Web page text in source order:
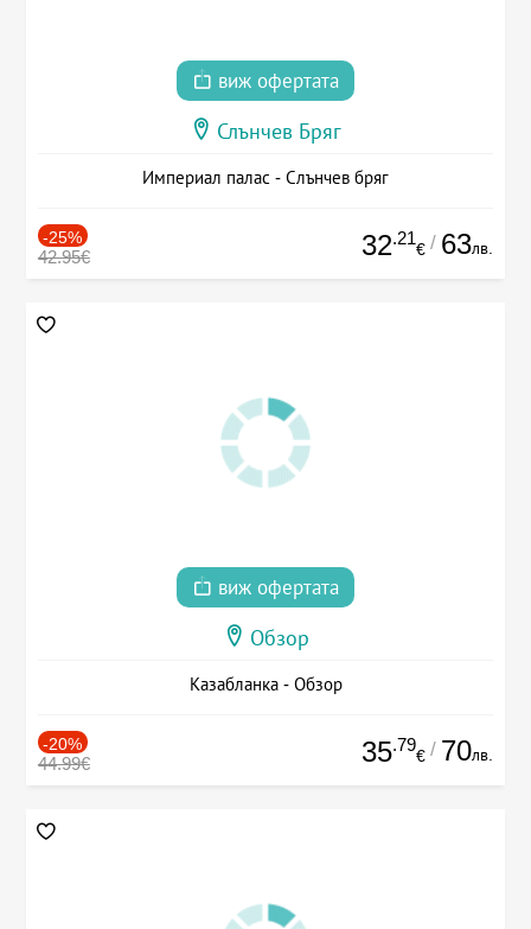
виж офертата
Слънчев Бряг
Империал палас - Слънчев бряг
-25%
42.95€ 32.21
€ / 63лв.
виж офертата
Обзор
Казабланка - Обзор
-20%
44.99€ 35.79
€ / 70лв.